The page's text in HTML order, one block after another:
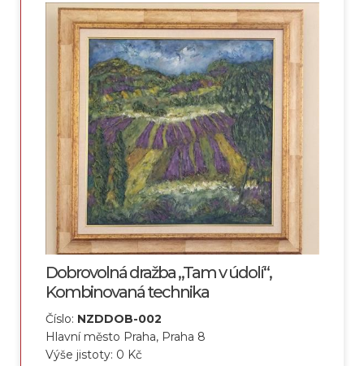
Dobrovolná dražba „Tam v údolí“,
Kombinovaná technika
Číslo: NZDDOB-002
Hlavní město Praha, Praha 8
Výše jistoty: 0 Kč